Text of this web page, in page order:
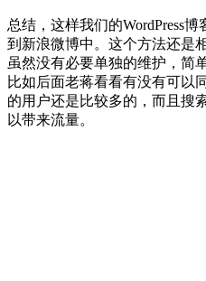
总结，这样我们的WordPress
到新浪微博中。这个方法还是
虽然没有必要单独的维护，简
比如后面老蒋看看有没有可以
的用户还是比较多的，而且搜
以带来流量。